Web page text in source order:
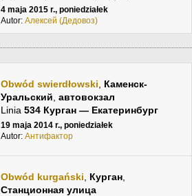
4 maja 2015 r., poniedziałek
Autor: Алексей (Дедовоз)
Obwód swierdłowski, Каменск-
Уральский, автовокзал
Linia 534 Курган — Екатеринбург
19 maja 2014 r., poniedziałek
Autor: Антифактор
Obwód kurgański Курган,
Станционная улица